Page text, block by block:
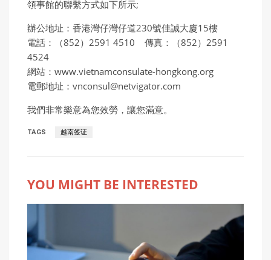
領事館的聯繫方式如下所示;
辦公地址：香港灣仔灣仔道230號佳誠大廈15樓
電話：（852）2591 4510 傳真：（852）2591
4524
網站：www.vietnamconsulate-hongkong.org
電郵地址：vnconsul@netvigator.com
我們非常樂意為您效勞，讓您滿意。
TAGS 越南签证
YOU MIGHT BE INTERESTED